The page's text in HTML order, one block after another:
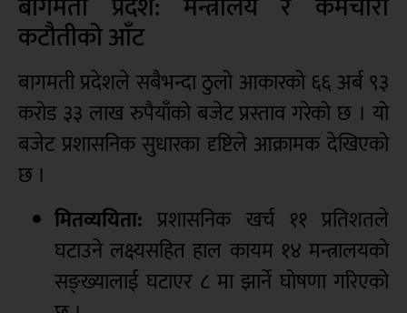
कटौतीको आँट
बागमती प्रदेशले सबैभन्दा ठुलो आकारको ६६ अर्ब ९३
करोड ३३ लाख रुपैयाँको बजेट प्रस्ताव गरेको छ । यो
बजेट प्रशासनिक सुधारका दृष्टिले आक्रामक देखिएको
छ ।
मितव्ययिता: प्रशासनिक खर्च ११ प्रतिशतले
घटाउने लक्ष्यसहित हाल कायम १४ मन्त्रालयको
सङ्ख्यालाई घटाएर ८ मा झार्ने घोषणा गरिएको